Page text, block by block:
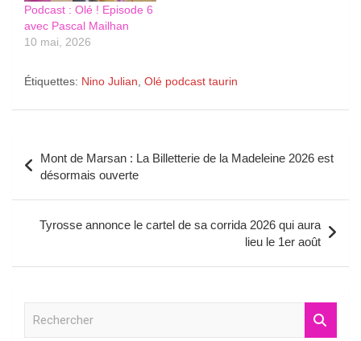
Podcast : Olé ! Episode 6
avec Pascal Mailhan
10 mai, 2026
Étiquettes: Nino Julian Olé podcast taurin
de
l’article
Mont de Marsan : La Billetterie de la Madeleine 2026 est
désormais ouverte
Tyrosse annonce le cartel de sa corrida 2026 qui aura
lieu le 1er août